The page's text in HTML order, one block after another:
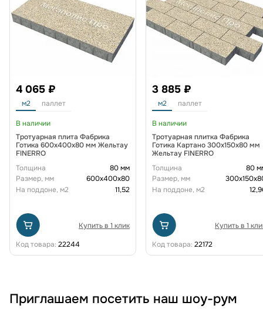
4 065 ₽
м2 паллет
В наличии
Тротуарная плита Фабрика
Готика 600х400х80 мм Жельтау
FINERRO
Толщина
80 мм
Размер, мм
600х400х80
На поддоне, м2
11,52
Купить в 1 клик
Код товара: 22244
3 885 ₽
м2 паллет
В наличии
Тротуарная плитка Фабрика
Готика Картано 300х150х80 мм
Жельтау FINERRO
Толщина
80
Размер, мм
На поддоне, м2
Купить в 1
Код товара: 22172
Приглашаем посетить наш шоу-рум